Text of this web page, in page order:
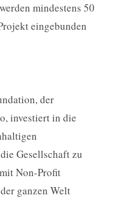
mindestens 50
eingebunden
der
investiert in die
Gesellschaft zu
Non-Profit
ganzen Welt